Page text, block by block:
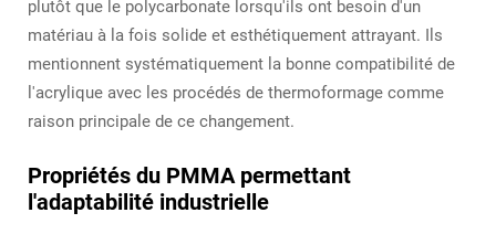
plutôt que le polycarbonate lorsqu'ils ont besoin d'un
matériau à la fois solide et esthétiquement attrayant. Ils
mentionnent systématiquement la bonne compatibilité de
l'acrylique avec les procédés de thermoformage comme
raison principale de ce changement.
Propriétés du PMMA permettant
l'adaptabilité industrielle